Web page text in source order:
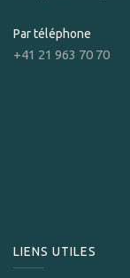
Par téléphone
+41 21 963 70 70
LIENS UTILES